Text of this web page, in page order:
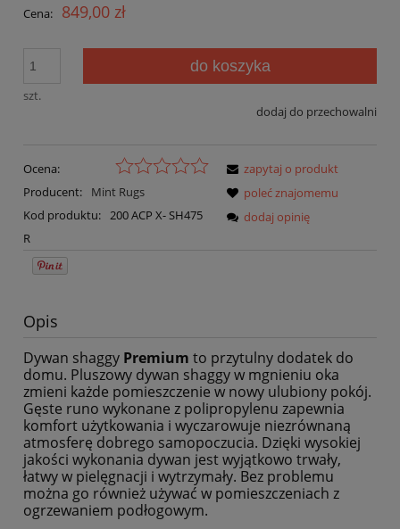
Cena: 849,00 zł
szt.
do koszyka
dodaj do przechowalni
Ocena:
Producent:
Mint Rugs
Kod produktu: 200 ACP X- SH475
R
zapytaj o produkt
poleć znajomemu
dodaj opinię
Opis
Dywan shaggy Premium to przytulny dodatek do
domu. Pluszowy dywan shaggy w mgnieniu oka
zmieni każde pomieszczenie w nowy ulubiony pokój.
Gęste runo wykonane z polipropylenu zapewnia
komfort użytkowania i wyczarowuje niezrównaną
atmosferę dobrego samopoczucia. Dzięki wysokiej
jakości wykonania dywan jest wyjątkowo trwały,
łatwy w pielęgnacji i wytrzymały. Bez problemu
można go również używać w pomieszczeniach z
ogrzewaniem podłogowym.